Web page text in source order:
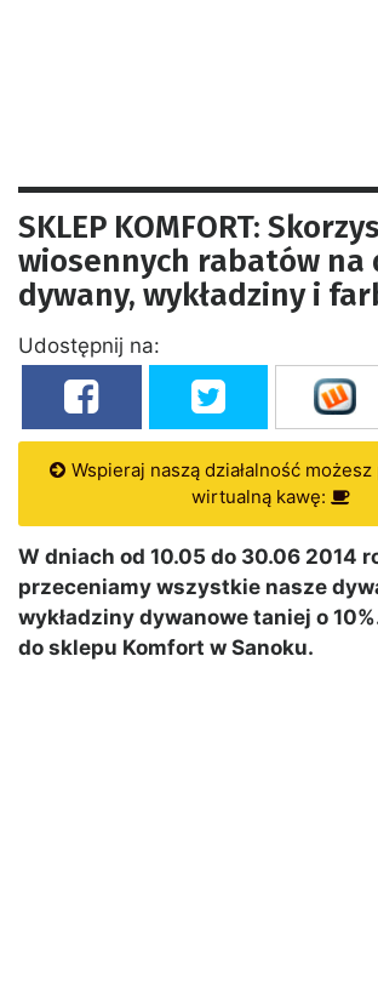
SKLEP KOMFORT:
wiosennych rabatów na
dywany, wykładziny i
Udostępnij na:
Wspieraj naszą działalność
wirtualną kawę:
W dniach od 10.05 do 30.06 2014
przeceniamy wszystkie nasze
wykładziny dywanowe taniej o
do sklepu Komfort w Sanoku.